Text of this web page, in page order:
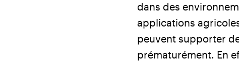
dans des
applications
peuvent supporter
prématurément. En